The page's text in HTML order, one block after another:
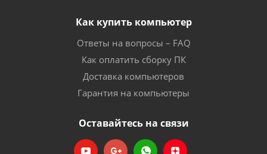
Как купить компьютер
Ответы на вопросы – FAQ
Как оплатить сборку ПК
Доставка компьютеров
Гарантия на компьютеры
Оставайтесь на связи